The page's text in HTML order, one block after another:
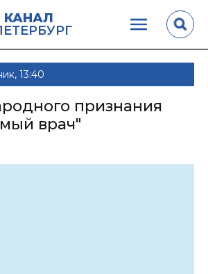
КАНАЛ
13:40
признания
врач"